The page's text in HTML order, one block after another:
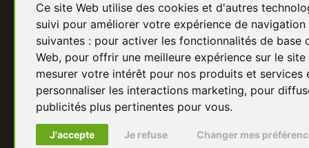
Ce site Web utilise des cookies et d'autres
suivi pour améliorer votre expérience de navigation
suivantes : pour activer les fonctionnalités de base
Web, pour offrir une meilleure expérience sur le site
mesurer votre intérêt pour nos produits et services
personnaliser les interactions marketing, pour
publicités plus pertinentes pour vous.
J'accepte Je refuse Changer mes
contact@sudbois.fr
Avèze (30120) — Sud de la France
f Y P I in